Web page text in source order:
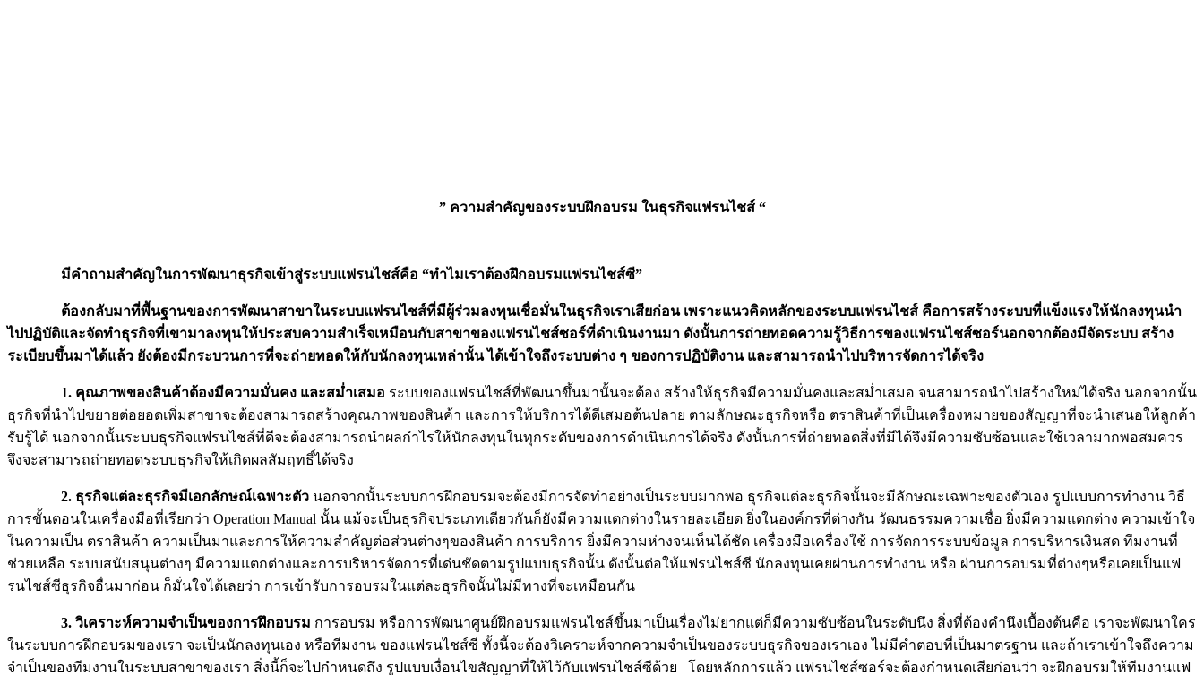
” ความสำคัญของระบบฝึกอบรม ในธุรกิจแฟรนไชส์ “
มีคำถามสำคัญในการพัฒนาธุรกิจเข้าสู่ระบบแฟรนไชส์คือ “ทำไมเราต้องฝึกอบรมแฟรนไชส์ซี”
ต้องกลับมาที่พื้นฐานของการพัฒนาสาขาในระบบแฟรนไชส์ที่มีผู้ร่วมลงทุนเชื่อมั่นในธุรกิจเราเสียก่อน เพราะแนวคิดหลักของระบบแฟรนไชส์ คือการสร้างระบบที่แข็งแรงให้นักลงทุนนำ
ไปปฏิบัติและจัดทำธุรกิจที่เขามาลงทุนให้ประสบความสำเร็จเหมือนกับสาขาของแฟรนไชส์ซอร์ที่ดำเนินงานมา ดังนั้นการถ่ายทอดความรู้วิธีการของแฟรนไชส์ซอร์นอกจากต้องมีจัดระบบ สร้าง
ระเบียบขึ้นมาได้แล้ว ยังต้องมีกระบวนการที่จะถ่ายทอดให้กับนักลงทุนเหล่านั้น ได้เข้าใจถึงระบบต่าง ๆ ของการปฏิบัติงาน และสามารถนำไปบริหารจัดการได้จริง
1. คุณภาพของสินค้าต้องมีความมั่นคง และสม่ำเสมอ ระบบของแฟรนไชส์ที่พัฒนาขึ้นมานั้นจะต้อง สร้างให้ธุรกิจมีความมั่นคงและสม่ำเสมอ จนสามารถนำไปสร้างใหม่ได้จริง นอกจากนั้น
ธุรกิจที่นำไปขยายต่อยอดเพิ่มสาขาจะต้องสามารถสร้างคุณภาพของสินค้า และการให้บริการได้ดีเสมอต้นปลาย ตามลักษณะธุรกิจหรือ ตราสินค้าที่เป็นเครื่องหมายของสัญญาที่จะนำเสนอให้ลูกค้า
รับรู้ได้ นอกจากนั้นระบบธุรกิจแฟรนไชส์ที่ดีจะต้องสามารถนำผลกำไรให้นักลงทุนในทุกระดับของการดำเนินการได้จริง ดังนั้นการที่ถ่ายทอดสิ่งที่มีได้จึงมีความซับซ้อนและใช้เวลามากพอสมควร
จึงจะสามารถถ่ายทอดระบบธุรกิจให้เกิดผลสัมฤทธิ์ได้จริง
2. ธุรกิจแต่ละธุรกิจมีเอกลักษณ์เฉพาะตัว นอกจากนั้นระบบการฝึกอบรมจะต้องมีการจัดทำอย่างเป็นระบบมากพอ ธุรกิจแต่ละธุรกิจนั้นจะมีลักษณะเฉพาะของตัวเอง รูปแบบการทำงาน วิธี
การขั้นตอนในเครื่องมือที่เรียกว่า Operation Manual นั้น แม้จะเป็นธุรกิจประเภทเดียวกันก็ยังมีความแตกต่างในรายละเอียด ยิ่งในองค์กรที่ต่างกัน วัฒนธรรมความเชื่อ ยิ่งมีความแตกต่าง ความเข้าใจ
ในความเป็น ตราสินค้า ความเป็นมาและการให้ความสำคัญต่อส่วนต่างๆของสินค้า การบริการ ยิ่งมีความห่างจนเห็นได้ชัด เครื่องมือเครื่องใช้ การจัดการระบบข้อมูล การบริหารเงินสด ทีมงานที่
ช่วยเหลือ ระบบสนับสนุนต่างๆ มีความแตกต่างและการบริหารจัดการที่เด่นชัดตามรูปแบบธุรกิจนั้น ดังนั้นต่อให้แฟรนไชส์ซี นักลงทุนเคยผ่านการทำงาน หรือ ผ่านการอบรมที่ต่างๆหรือเคยเป็นแฟ
รนไชส์ซีธุรกิจอื่นมาก่อน ก็มั่นใจได้เลยว่า การเข้ารับการอบรมในแต่ละธุรกิจนั้นไม่มีทางที่จะเหมือนกัน
3. วิเคราะห์ความจำเป็นของการฝึกอบรม การอบรม หรือการพัฒนาศูนย์ฝึกอบรมแฟรนไชส์ขึ้นมาเป็นเรื่องไม่ยากแต่ก็มีความซับซ้อนในระดับนึง สิ่งที่ต้องคำนึงเบื้องต้นคือ เราจะพัฒนาใคร
ในระบบการฝึกอบรมของเรา จะเป็นนักลงทุนเอง หรือทีมงาน ของแฟรนไชส์ซี ทั้งนี้จะต้องวิเคราะห์จากความจำเป็นของระบบธุรกิจของเราเอง ไม่มีคำตอบที่เป็นมาตรฐาน และถ้าเราเข้าใจถึงความ
จำเป็นของทีมงานในระบบสาขาของเรา สิ่งนี้ก็จะไปกำหนดถึง รูปแบบเงื่อนไขสัญญาที่ให้ไว้กับแฟรนไชส์ซีด้วย โดยหลักการแล้ว แฟรนไชส์ซอร์จะต้องกำหนดเสียก่อนว่า จะฝึกอบรมให้ทีมงานแฟ